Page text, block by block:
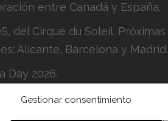
Gestionar consentimiento
entre Canadá y España.
del Cirque du Soleil. Próximas
Alicante, Barcelona y Madrid.
Day 2026.